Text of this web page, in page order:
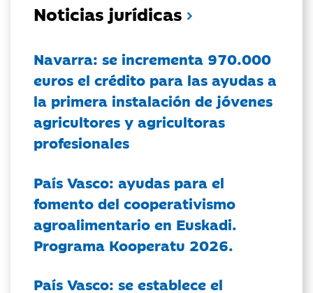
Noticias jurídicas
Navarra: se incrementa 970.000
euros el crédito para las ayudas a
la primera instalación de jóvenes
agricultores y agricultoras
profesionales
País Vasco: ayudas para el
fomento del cooperativismo
agroalimentario en Euskadi.
Programa Kooperatu 2026.
País Vasco: se establece el